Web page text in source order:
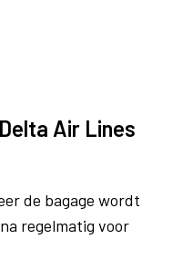
Air Lines
de bagage wordt
regelmatig voor